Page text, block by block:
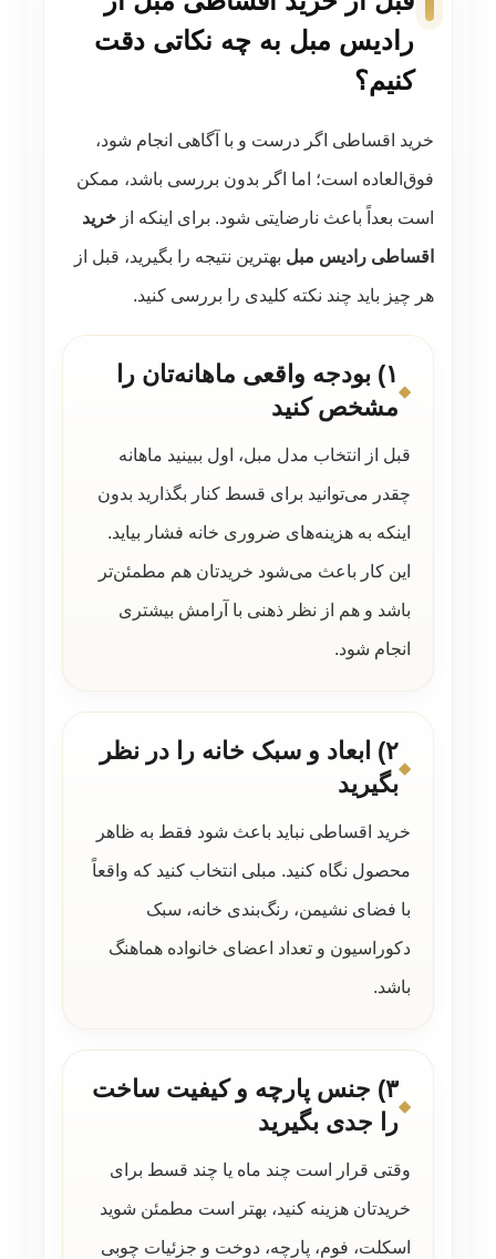
رادیس مبل به چه نکاتی دقت
کنیم؟
خرید اقساطی اگر درست و با آگاهی انجام شود،
فوق‌العاده است؛ اما اگر بدون بررسی باشد، ممکن
است بعداً باعث نارضایتی شود. برای اینکه از خرید
اقساطی رادیس مبل بهترین نتیجه را بگیرید، قبل از
هر چیز باید چند نکته کلیدی را بررسی کنید.
۱) بودجه واقعی ماهانه‌تان را
مشخص کنید
قبل از انتخاب مدل مبل، اول ببینید ماهانه
چقدر می‌توانید برای قسط کنار بگذارید بدون
اینکه به هزینه‌های ضروری خانه فشار بیاید.
این کار باعث می‌شود خریدتان هم مطمئن‌تر
باشد و هم از نظر ذهنی با آرامش بیشتری
انجام شود.
۲) ابعاد و سبک خانه را در نظر
بگیرید
خرید اقساطی نباید باعث شود فقط به ظاهر
محصول نگاه کنید. مبلی انتخاب کنید که واقعاً
با فضای نشیمن، رنگ‌بندی خانه، سبک
دکوراسیون و تعداد اعضای خانواده هماهنگ
باشد.
۳) جنس پارچه و کیفیت ساخت
را جدی بگیرید
وقتی قرار است چند ماه یا چند قسط برای
خریدتان هزینه کنید، بهتر است مطمئن شوید
اسکلت، فوم، پارچه، دوخت و جزئیات چوبی